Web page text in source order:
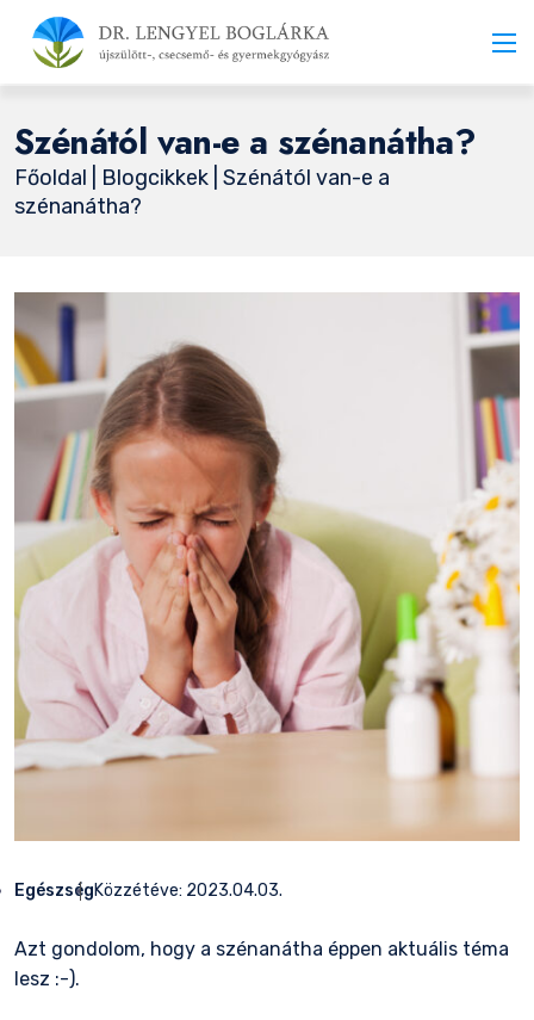
Szénától van-e a szénanátha?
Főoldal Blogcikkek | Szénától van-e a
szénanátha?
EgészségKözzétéve: 2023.04.03.
Azt gondolom, hogy a szénanátha éppen aktuális téma
lesz :-).